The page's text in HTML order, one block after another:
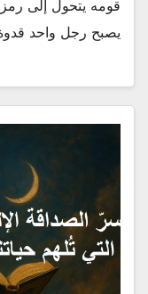
قومه يتحول إلى
يصبح رجل واحد